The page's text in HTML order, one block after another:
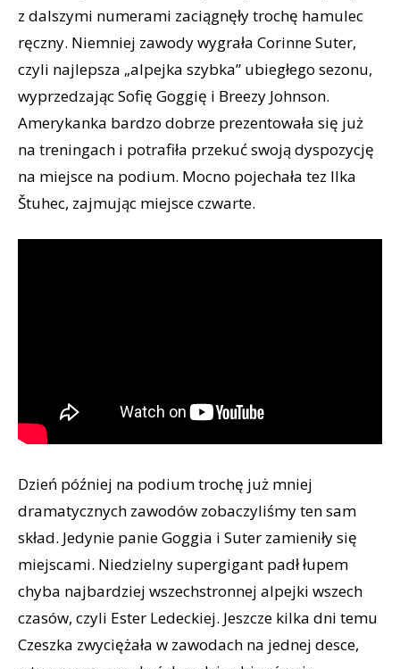
z dalszymi numerami zaciągnęły trochę hamulec
ręczny. Niemniej zawody wygrała Corinne Suter,
czyli najlepsza „alpejka szybka” ubiegłego sezonu,
wyprzedzając Sofię Goggię i Breezy Johnson.
Amerykanka bardzo dobrze prezentowała się już
na treningach i potrafiła przekuć swoją dyspozycję
na miejsce na podium. Mocno pojechała tez Ilka
Štuhec, zajmując miejsce czwarte.
Dzień później na podium trochę już mniej
dramatycznych zawodów zobaczyliśmy ten sam
skład. Jedynie panie Goggia i Suter zamieniły się
miejscami. Niedzielny supergigant padł łupem
chyba najbardziej wszechstronnej alpejki wszech
czasów, czyli Ester Ledeckiej. Jeszcze kilka dni temu
Czeszka zwyciężała w zawodach na jednej desce,